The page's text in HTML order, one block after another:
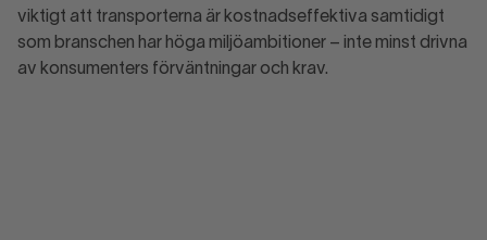
viktigt att transporterna är kostnadseffektiva samtidigt
som branschen har höga miljöambitioner – inte minst drivna
av konsumenters förväntningar och krav.